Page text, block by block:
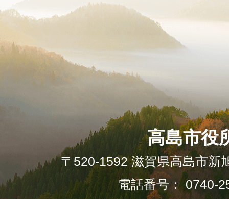
高島市役
〒520-1592 滋賀県高島市新
電話番号： 0740-